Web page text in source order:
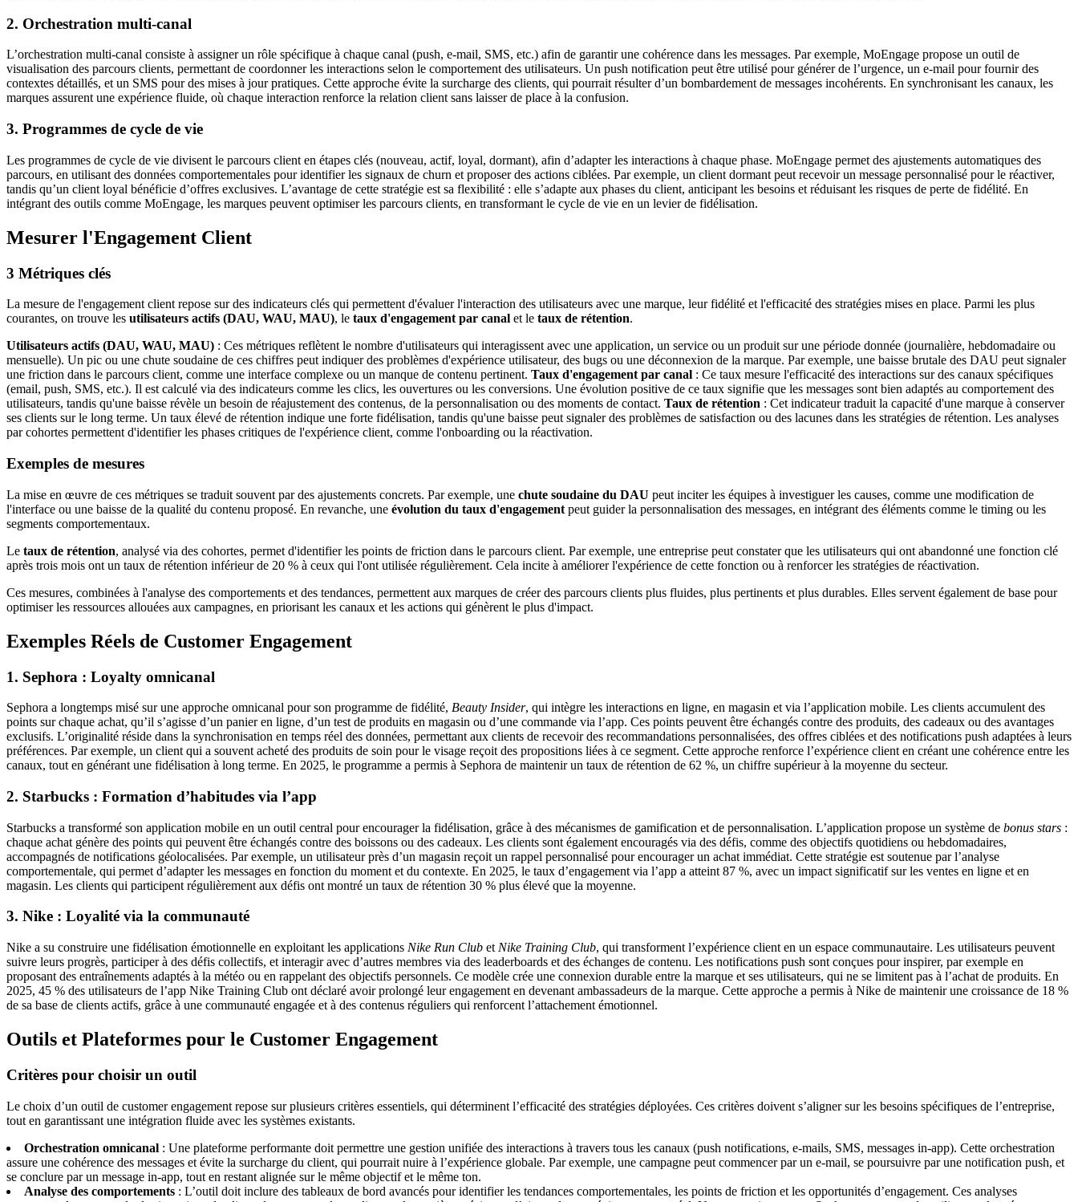
2. Orchestration multi-canal
L’orchestration multi-canal consiste à assigner un rôle spécifique à chaque canal (push, e-mail, SMS, etc.) afin de garantir une cohérence dans les messages. Par exemple, MoEngage propose un outil de
visualisation des parcours clients, permettant de coordonner les interactions selon le comportement des utilisateurs. Un push notification peut être utilisé pour générer de l’urgence, un e-mail pour fournir des
contextes détaillés, et un SMS pour des mises à jour pratiques. Cette approche évite la surcharge des clients, qui pourrait résulter d’un bombardement de messages incohérents. En synchronisant les canaux, les
marques assurent une expérience fluide, où chaque interaction renforce la relation client sans laisser de place à la confusion.
3. Programmes de cycle de vie
Les programmes de cycle de vie divisent le parcours client en étapes clés (nouveau, actif, loyal, dormant), afin d’adapter les interactions à chaque phase. MoEngage permet des ajustements automatiques des
parcours, en utilisant des données comportementales pour identifier les signaux de churn et proposer des actions ciblées. Par exemple, un client dormant peut recevoir un message personnalisé pour le réactiver,
tandis qu’un client loyal bénéficie d’offres exclusives. L’avantage de cette stratégie est sa flexibilité : elle s’adapte aux phases du client, anticipant les besoins et réduisant les risques de perte de fidélité. En
intégrant des outils comme MoEngage, les marques peuvent optimiser les parcours clients, en transformant le cycle de vie en un levier de fidélisation.
Mesurer l'Engagement Client
3 Métriques clés
La mesure de l'engagement client repose sur des indicateurs clés qui permettent d'évaluer l'interaction des utilisateurs avec une marque, leur fidélité et l'efficacité des stratégies mises en place. Parmi les plus
courantes, on trouve les utilisateurs actifs (DAU, WAU, MAU), le taux d'engagement par canal et le taux de rétention.
Utilisateurs actifs (DAU, WAU, MAU) : Ces métriques reflètent le nombre d'utilisateurs qui interagissent avec une application, un service ou un produit sur une période donnée (journalière, hebdomadaire ou
mensuelle). Un pic ou une chute soudaine de ces chiffres peut indiquer des problèmes d'expérience utilisateur, des bugs ou une déconnexion de la marque. Par exemple, une baisse brutale des DAU peut signaler
une friction dans le parcours client, comme une interface complexe ou un manque de contenu pertinent. Taux d'engagement par canal : Ce taux mesure l'efficacité des interactions sur des canaux spécifiques
(email, push, SMS, etc.). Il est calculé via des indicateurs comme les clics, les ouvertures ou les conversions. Une évolution positive de ce taux signifie que les messages sont bien adaptés au comportement des
utilisateurs, tandis qu'une baisse révèle un besoin de réajustement des contenus, de la personnalisation ou des moments de contact. Taux de rétention : Cet indicateur traduit la capacité d'une marque à conserver
ses clients sur le long terme. Un taux élevé de rétention indique une forte fidélisation, tandis qu'une baisse peut signaler des problèmes de satisfaction ou des lacunes dans les stratégies de rétention. Les analyses
par cohortes permettent d'identifier les phases critiques de l'expérience client, comme l'onboarding ou la réactivation.
Exemples de mesures
La mise en œuvre de ces métriques se traduit souvent par des ajustements concrets. Par exemple, une chute soudaine du DAU peut inciter les équipes à investiguer les causes, comme une modification de
l'interface ou une baisse de la qualité du contenu proposé. En revanche, une évolution du taux d'engagement peut guider la personnalisation des messages, en intégrant des éléments comme le timing ou les
segments comportementaux.
Le taux de rétention, analysé via des cohortes, permet d'identifier les points de friction dans le parcours client. Par exemple, une entreprise peut constater que les utilisateurs qui ont abandonné une fonction clé
après trois mois ont un taux de rétention inférieur de 20 % à ceux qui l'ont utilisée régulièrement. Cela incite à améliorer l'expérience de cette fonction ou à renforcer les stratégies de réactivation.
Ces mesures, combinées à l'analyse des comportements et des tendances, permettent aux marques de créer des parcours clients plus fluides, plus pertinents et plus durables. Elles servent également de base pour
optimiser les ressources allouées aux campagnes, en priorisant les canaux et les actions qui génèrent le plus d'impact.
Exemples Réels de Customer Engagement
1. Sephora : Loyalty omnicanal
Sephora a longtemps misé sur une approche omnicanal pour son programme de fidélité, Beauty Insider, qui intègre les interactions en ligne, en magasin et via l’application mobile. Les clients accumulent des
points sur chaque achat, qu’il s’agisse d’un panier en ligne, d’un test de produits en magasin ou d’une commande via l’app. Ces points peuvent être échangés contre des produits, des cadeaux ou des avantages
exclusifs. L’originalité réside dans la synchronisation en temps réel des données, permettant aux clients de recevoir des recommandations personnalisées, des offres ciblées et des notifications push adaptées à leurs
préférences. Par exemple, un client qui a souvent acheté des produits de soin pour le visage reçoit des propositions liées à ce segment. Cette approche renforce l’expérience client en créant une cohérence entre les
canaux, tout en générant une fidélisation à long terme. En 2025, le programme a permis à Sephora de maintenir un taux de rétention de 62 %, un chiffre supérieur à la moyenne du secteur.
2. Starbucks : Formation d’habitudes via l’app
Starbucks a transformé son application mobile en un outil central pour encourager la fidélisation, grâce à des mécanismes de gamification et de personnalisation. L’application propose un système de bonus stars :
chaque achat génère des points qui peuvent être échangés contre des boissons ou des cadeaux. Les clients sont également encouragés via des défis, comme des objectifs quotidiens ou hebdomadaires,
accompagnés de notifications géolocalisées. Par exemple, un utilisateur près d’un magasin reçoit un rappel personnalisé pour encourager un achat immédiat. Cette stratégie est soutenue par l’analyse
comportementale, qui permet d’adapter les messages en fonction du moment et du contexte. En 2025, le taux d’engagement via l’app a atteint 87 %, avec un impact significatif sur les ventes en ligne et en
magasin. Les clients qui participent régulièrement aux défis ont montré un taux de rétention 30 % plus élevé que la moyenne.
3. Nike : Loyalité via la communauté
Nike a su construire une fidélisation émotionnelle en exploitant les applications Nike Run Club et Nike Training Club, qui transforment l’expérience client en un espace communautaire. Les utilisateurs peuvent
suivre leurs progrès, participer à des défis collectifs, et interagir avec d’autres membres via des leaderboards et des échanges de contenu. Les notifications push sont conçues pour inspirer, par exemple en
proposant des entraînements adaptés à la météo ou en rappelant des objectifs personnels. Ce modèle crée une connexion durable entre la marque et ses utilisateurs, qui ne se limitent pas à l’achat de produits. En
2025, 45 % des utilisateurs de l’app Nike Training Club ont déclaré avoir prolongé leur engagement en devenant ambassadeurs de la marque. Cette approche a permis à Nike de maintenir une croissance de 18 %
de sa base de clients actifs, grâce à une communauté engagée et à des contenus réguliers qui renforcent l’attachement émotionnel.
Outils et Plateformes pour le Customer Engagement
Critères pour choisir un outil
Le choix d’un outil de customer engagement repose sur plusieurs critères essentiels, qui déterminent l’efficacité des stratégies déployées. Ces critères doivent s’aligner sur les besoins spécifiques de l’entreprise,
tout en garantissant une intégration fluide avec les systèmes existants.
Orchestration omnicanal : Une plateforme performante doit permettre une gestion unifiée des interactions à travers tous les canaux (push notifications, e-mails, SMS, messages in-app). Cette orchestration
assure une cohérence des messages et évite la surcharge du client, qui pourrait nuire à l’expérience globale. Par exemple, une campagne peut commencer par un e-mail, se poursuivre par une notification push, et
se conclure par un message in-app, tout en restant alignée sur le même objectif et le même ton.
Analyse des comportements : L’outil doit inclure des tableaux de bord avancés pour identifier les tendances comportementales, les points de friction et les opportunités d’engagement. Ces analyses